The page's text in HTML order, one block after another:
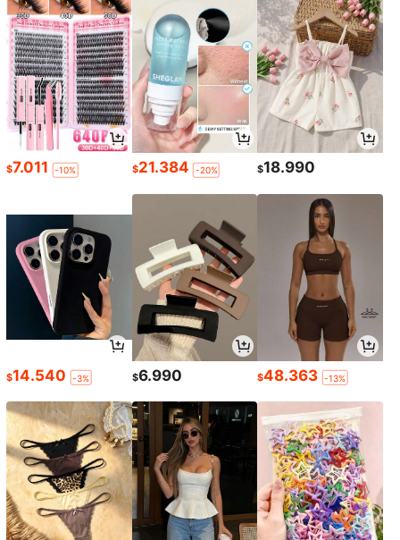
$7.011 -10% $21.384 -20% $18.990
$14.540 -3% $6.990 $48.363 -13%